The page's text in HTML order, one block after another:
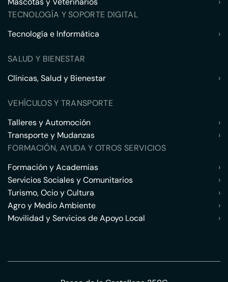
TECNOLOGÍA Y SOPORTE DIGITAL
Tecnología e Informática
›
SALUD Y BIENESTAR
Clínicas, Salud y Bienestar
›
VEHÍCULOS Y TRANSPORTE
Talleres y Automoción
›
Transporte y Mudanzas
›
FORMACIÓN, AYUDA Y OTROS SERVICIOS
Formación y Academias
›
Servicios Sociales y Comunitarios
›
Turismo, Ocio y Cultura
›
Agro y Medio Ambiente
›
Movilidad y Servicios de Apoyo Local
›